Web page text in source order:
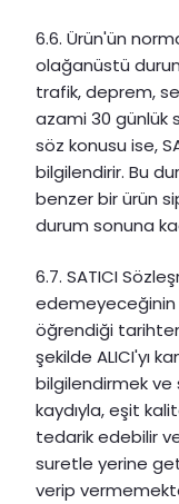
6.6. Ürün'ün
olağanüstü
trafik, deprem,
azami 30 günlük
söz konusu ise,
bilgilendirir. Bu
benzer bir ürün
durum sonuna
6.7. SATICI
edemeyeceğinin
öğrendiği
şekilde ALICI'yı
bilgilendirmek ve
kaydıyla, eşit
tedarik edebilir
suretle yerine
verip